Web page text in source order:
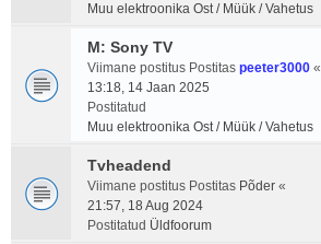
Muu elektroonika Ost / Müük / Vahetus
M: Sony TV
Viimane postitus Postitas peeter3000 «
13:18, 14 Jaan 2025
Postitatud
Muu elektroonika Ost / Müük / Vahetus
Tvheadend
Viimane postitus Postitas Põder «
21:57, 18 Aug 2024
Postitatud Üldfoorum